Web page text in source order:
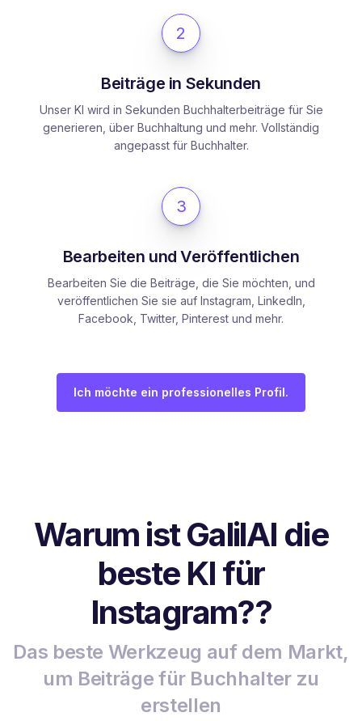
2
Beiträge in Sekunden
Unser KI wird in Sekunden Buchhalterbeiträge für Sie
generieren, über Buchhaltung und mehr. Vollständig
angepasst für Buchhalter.
3
Bearbeiten und Veröffentlichen
Bearbeiten Sie die Beiträge, die Sie möchten, und
veröffentlichen Sie sie auf Instagram, LinkedIn,
Facebook, Twitter, Pinterest und mehr.
Ich möchte ein professionelles Profil.
Warum ist GalilAI die
beste KI für
Instagram??
Das beste Werkzeug auf dem Markt,
um Beiträge für Buchhalter zu
erstellen